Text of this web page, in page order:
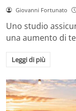
Giovanni Fortunato
Uno studio
una aumento di
Leggi di più